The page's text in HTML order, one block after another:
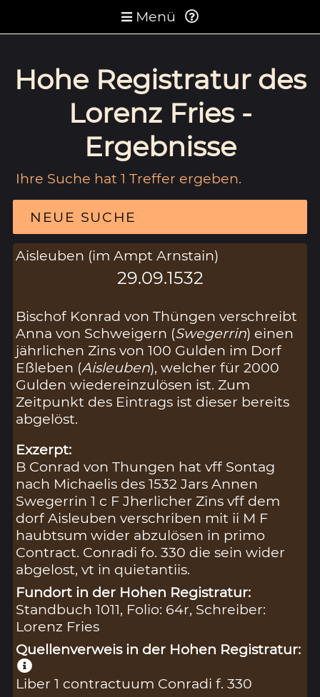
Menü
Hohe Registratur des
Lorenz Fries -
Ergebnisse
Ihre Suche hat 1 Treffer ergeben.
NEUE SUCHE
Aisleuben (im Ampt Arnstain)
29.09.1532
Bischof Konrad von Thüngen verschreibt
Anna von Schweigern (Swegerrin) einen
jährlichen Zins von 100 Gulden im Dorf
Eßleben (Aisleuben), welcher für 2000
Gulden wiedereinzulösen ist. Zum
Zeitpunkt des Eintrags ist dieser bereits
abgelöst.
Exzerpt:
B Conrad von Thungen hat vff Sontag
nach Michaelis des 1532 Jars Annen
Swegerrin 1 c F Jherlicher Zins vff dem
dorf Aisleuben verschriben mit ii M F
haubtsum wider abzulösen in primo
Contract. Conradi fo. 330 die sein wider
abgelost, vt in quietantiis.
Fundort in der Hohen Registratur:
Standbuch 1011, Folio: 64r, Schreiber:
Lorenz Fries
Quellenverweis in der Hohen Registratur:
Liber 1 contractuum Conradi f. 330